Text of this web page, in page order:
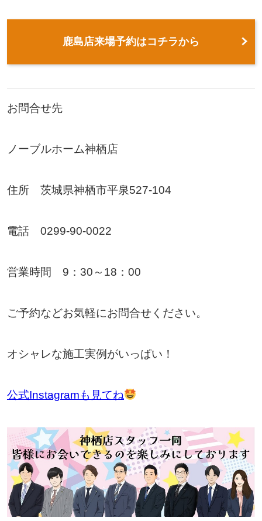
鹿島店来場予約はコチラから
お問合せ先
ノーブルホーム神栖店
住所 茨城県神栖市平泉527-104
電話 0299-90-0022
営業時間 9：30～18：00
ご予約などお気軽にお問合せください。
オシャレな施工実例がいっぱい！
公式Instagramも見てね